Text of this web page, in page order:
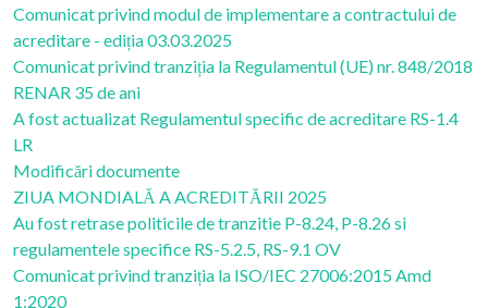
Comunicat privind modul de implementare a contractului de
acreditare - ediția 03.03.2025
Comunicat privind tranziția la Regulamentul (UE) nr. 848/2018
RENAR 35 de ani
A fost actualizat Regulamentul specific de acreditare RS-1.4
LR
Modificări documente
ZIUA MONDIALĂ A ACREDITĂRII 2025
Au fost retrase politicile de tranzitie P-8.24, P-8.26 si
regulamentele specifice RS-5.2.5, RS-9.1 OV
Comunicat privind tranziția la ISO/IEC 27006:2015 Amd
1:2020